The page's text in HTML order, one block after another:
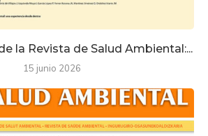
la Revista de Salud Ambiental:...
15 junio 2026